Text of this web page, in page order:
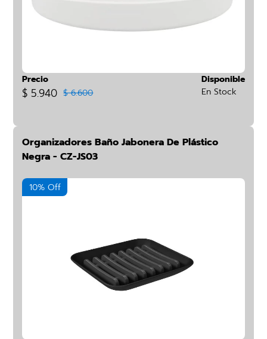
Precio
$ 5.940 $ 6.600
Disponible
En Stock
Organizadores Baño Jabonera De Plástico
Negra - CZ-JS03
10% Off